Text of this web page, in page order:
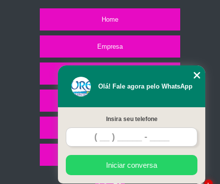
Home
Empresa
Contato
Mapa do site
Olá! Fale agora pelo WhatsApp
Insira seu telefone
Iniciar conversa